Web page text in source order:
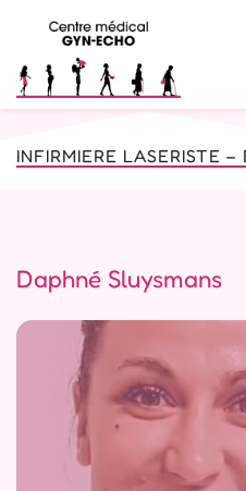
INFIRMIERE LASERISTE –
Daphné Sluysmans